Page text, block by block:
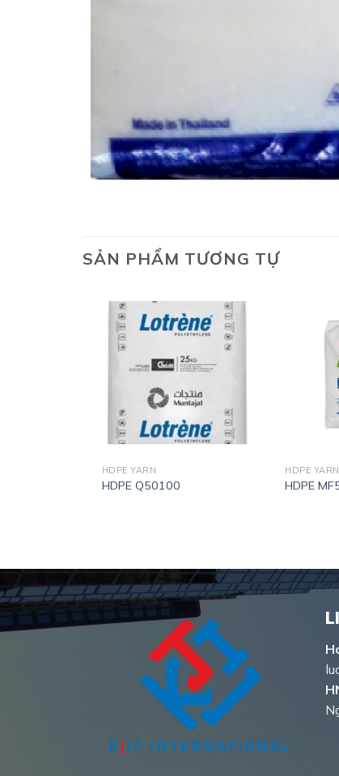
SẢN PHẨM TƯƠNG TỰ
HDPE YARN
HDPE Q50100
HDPE YARN
HDPE